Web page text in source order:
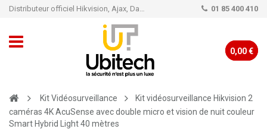
Distributeur officiel Hikvision, Ajax, Dahua, TP-Link - Caméra de vidéo surveillance - Alarme 01 85 400 410
0,00 €
Kit Vidéosurveillance
Kit vidéosurveillance Hikvision 2
caméras 4K AcuSense avec double micro et vision de nuit couleur
Smart Hybrid Light 40 mètres